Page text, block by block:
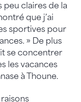
peu claires de la
que j’ai
sportives pour
» De plus
se concentrer
les vacances
à Thoune.